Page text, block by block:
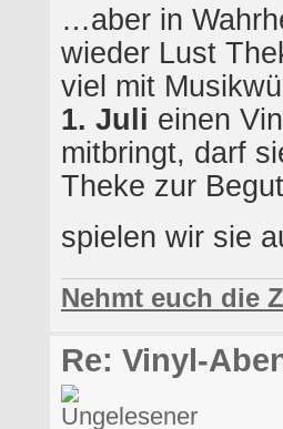
…aber in
wieder Lust
viel mit
1. Juli einen
mitbringt, darf
Theke zur
spielen wir sie
Nehmt euch die
Re: Vinyl-